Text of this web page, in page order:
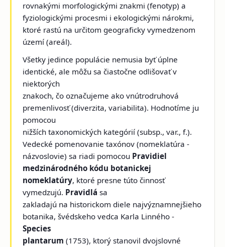
rovnakými morfologickými znakmi (fenotyp) a
fyziologickými procesmi i ekologickými nárokmi,
ktoré rastú na určitom geograficky vymedzenom
území (areál).
Všetky jedince populácie nemusia byť úplne
identické, ale môžu sa čiastočne odlišovať v
niektorých
znakoch, čo označujeme ako vnútrodruhová
premenlivosť (diverzita, variabilita). Hodnotíme ju
pomocou
nižších taxonomických kategórií (subsp., var., f.).
Vedecké pomenovanie taxónov (nomeklatúra -
názvoslovie) sa riadi pomocou Pravidiel
medzinárodného kódu botanickej
nomeklatúry, ktoré presne túto činnosť
vymedzujú. Pravidlása
zakladajú na historickom diele najvýznamnejšieho
botanika, švédskeho vedca Karla Linného -
Species
plantarum (1753), ktorý stanovil dvojslovné